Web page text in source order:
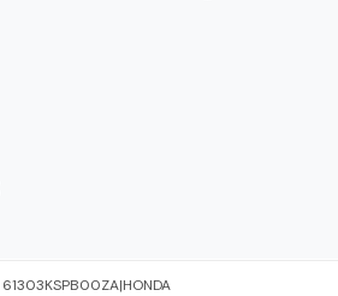
61303KSPB00ZA|HONDA